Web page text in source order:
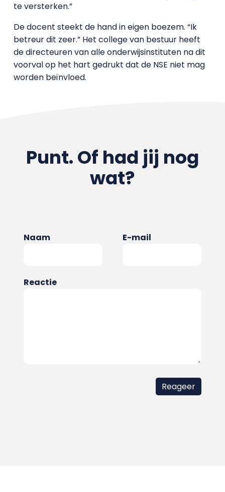
te versterken.”
De docent steekt de hand in eigen boezem. “Ik
betreur dit zeer.” Het college van bestuur heeft
de directeuren van alle onderwijsinstituten na dit
voorval op het hart gedrukt dat de NSE niet mag
worden beïnvloed.
Punt. Of had jij nog
wat?
Naam E-mail
Reactie